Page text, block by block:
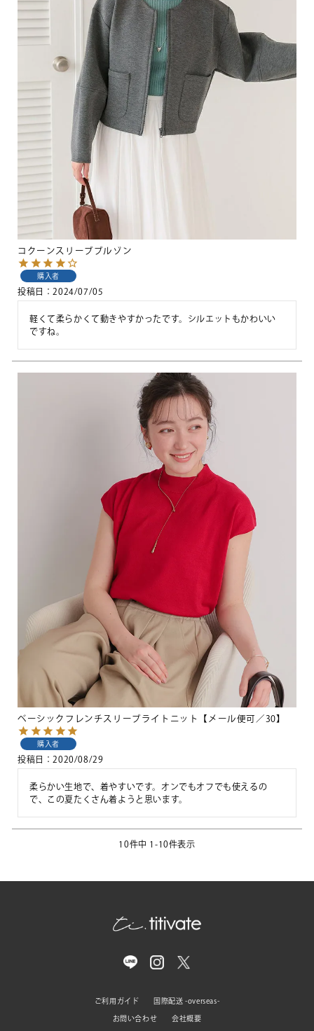
コクーンスリーブブルゾン
購入者
投稿日 2024/07/05
軽くて柔らかくて動きやすかったです。シルエットもかわいい
ですね。
ベーシックフレンチスリーブライトニット【メール便可／30】
購入者
投稿日 2020/08/29
柔らかい生地で、着やすいです。オンでもオフでも使えるの
で、この夏たくさん着ようと思います。
10件中 1 -10件表示
ご利用ガイド 国際配送 -overseas-
お問い合わせ 会社概要